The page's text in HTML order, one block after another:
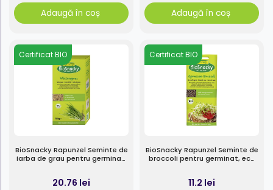
Adaugă în coș Adaugă în coș
Certificat BIO
BioSnacky Rapunzel Seminte de
iarba de grau pentru germinat,
20.76 lei
Certificat BIO
BioSnacky Rapunzel Seminte de
broccoli pentru germinat, eco
11.2 lei